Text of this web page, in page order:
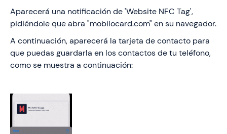
Aparecerá una notificación de 'Website NFC Tag',
pidiéndole que abra "mobilocard.com" en su navegador.
A continuación, aparecerá la tarjeta de contacto para
que puedas guardarla en los contactos de tu teléfono,
como se muestra a continuación: